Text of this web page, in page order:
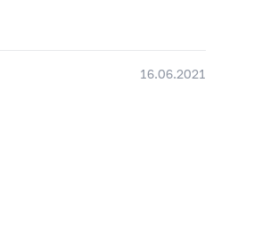
16.06.2021